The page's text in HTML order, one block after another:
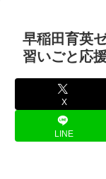
早稲田育英
習いごと応
X
LINE